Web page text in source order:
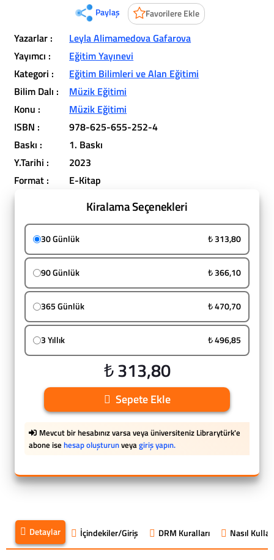
Paylaş Favorilere Ekle
Yazarlar :
Leyla Alimamedova Gafarova
Yayımcı :
Eğitim Yayınevi
Kategori :
Eğitim Bilimleri ve Alan Eğitimi
Bilim Dalı :
Müzik Eğitimi
Konu :
Müzik Eğitimi
ISBN :
978-625-655-252-4
Baskı :
1. Baskı
Y.Tarihi :
2023
Format :
E-Kitap
Kiralama Seçenekleri
30 Günlük ₺ 313,80
90 Günlük ₺ 366,10
365 Günlük ₺ 470,70
3 Yıllık ₺ 496,85
₺ 313,80
Sepete Ekle
Mevcut bir hesabınız varsa veya üniversiteniz Librarytürk'e
abone ise hesap oluşturunveyagiriş yapın.
Detaylar İçindekiler/Giriş DRM Kuralları Nasıl